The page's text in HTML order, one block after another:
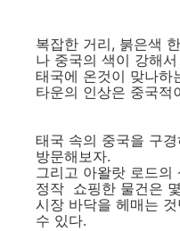
복잡한 거리, 붉은색
나 중국의 색이 강해서
태국에 온것이 맞나하
타운의 인상은 중국적
태국 속의 중국을 구
방문해보자.
그리고 아왈랏 로드의
정작 쇼핑한 물건은
시장 바닥을 헤매는
수 있다.